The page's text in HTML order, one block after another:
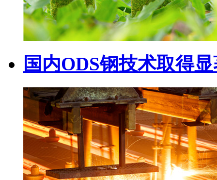
国内ODS钢技术取得